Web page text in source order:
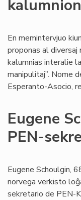
En memintervjuo
proponas al diversaj
kalumnias interalie
manipulitaj”. Nome
Esperanto-Asocio,
Eugene
PEN-
Eugene Schoulgin,
norvega verkisto
sekretario de PEN-